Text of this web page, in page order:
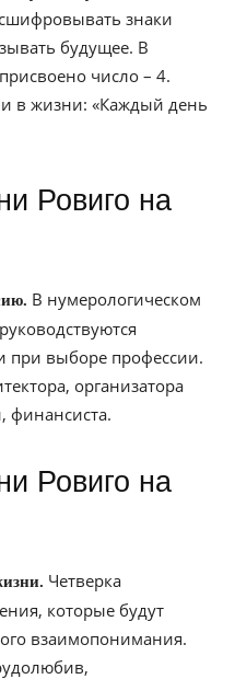
знаки
будущее. В
число – 4.
в жизни: «Каждый день
В нумерологическом
при выборе профессии.
организатора
финансиста.
Четверка
которые будут
взаимопонимания.